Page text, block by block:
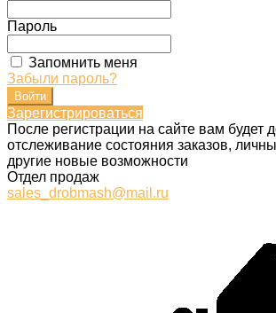
Пароль
Запомнить меня
Забыли пароль?
Зарегистрироваться
После регистрации на сайте вам будет
отслеживание состояния заказов,
другие новые возможности
Отдел продаж
sales_drobmash@mail.ru